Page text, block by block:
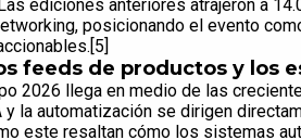
ediciones anteriores atrajeron a
posicionando el evento
feeds de productos y los
2026 llega en medio de las
y la automatización se dirigen
este resaltan cómo los sistemas